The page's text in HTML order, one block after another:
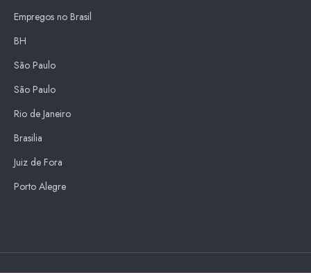
Empregos no Brasil
BH
São Paulo
São Paulo
Rio de Janeiro
Brasilia
Juiz de Fora
Porto Alegre